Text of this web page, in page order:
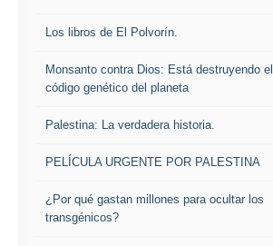
Los libros de El Polvorín.
Monsanto contra Dios: Está destruyendo el
código genético del planeta
Palestina: La verdadera historia.
PELÍCULA URGENTE POR PALESTINA
¿Por qué gastan millones para ocultar los
transgénicos?